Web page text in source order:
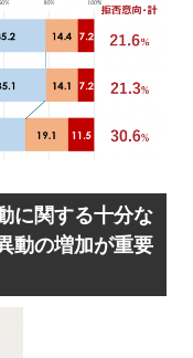
に関する十分な
動の増加が重要